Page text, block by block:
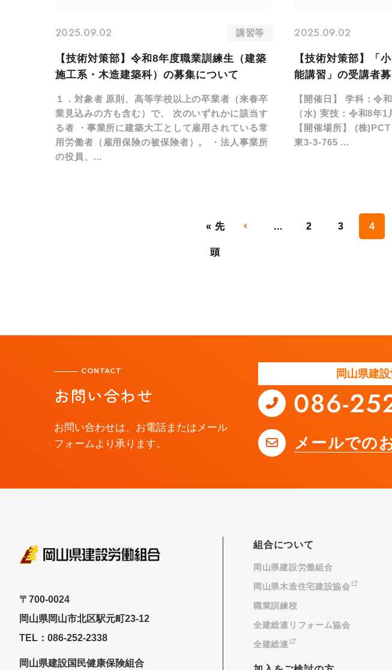
2025.09.02 講習等
【技術対策部】令和8年度職業訓練生（建築
施工系・木造建築科）の募集について
１．対象者 原則、高等学校以上の卒業者（来春卒
業見込みの方も含む）で、 次のいずれかに該当す
る者 ・事業所に建築大工として雇用されている常
用労働者（雇用保険の被保険者）。 ・法人事業所
の役員、...
2025.09.02
【技術対策部】「
能講習」の受講者
【開催日】 学科：令
（水) 実技：令和8年
【開催場所】 (株
東3-3-765 ...
« 先
頭
... 2 3 4
CONTACT
お問い合わせ
お問い合わせは、お電話またはメール
フォームより承ります。
岡山県建
メールでの
〒700-0024
岡山県岡山市北区駅元町23-12
TEL：086-252-2338
岡山県建設国民健康保険組合
組合について
岡山県建設労働組合
岡山県木造住宅建設協会
職業訓練校
全建総連リフォーム協会
全建総連